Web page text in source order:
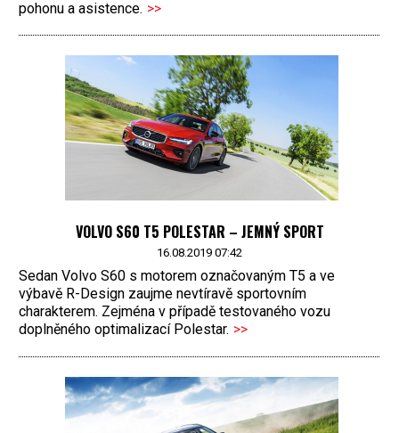
pohonu a asistence. >>
VOLVO S60 T5 POLESTAR – JEMNÝ SPORT
16.08.2019 07:42
Sedan Volvo S60 s motorem označovaným T5 a ve
výbavě R-Design zaujme nevtíravě sportovním
charakterem. Zejména v případě testovaného vozu
doplněného optimalizací Polestar. >>